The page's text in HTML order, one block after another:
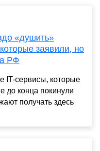
«душить»
заявили, но
РФ
IT-сервисы, которые
до конца покинули
получать здесь